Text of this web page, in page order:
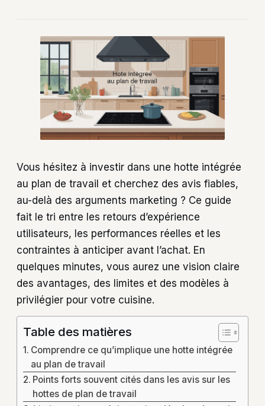
Vous hésitez à investir dans une hotte intégrée
au plan de travail et cherchez des avis fiables,
au-delà des arguments marketing ? Ce guide
fait le tri entre les retours d’expérience
utilisateurs, les performances réelles et les
contraintes à anticiper avant l’achat. En
quelques minutes, vous aurez une vision claire
des avantages, des limites et des modèles à
privilégier pour votre cuisine.
Table des matières
Comprendre ce qu’implique une hotte intégrée
au plan de travail
Points forts souvent cités dans les avis sur les
hottes de plan de travail